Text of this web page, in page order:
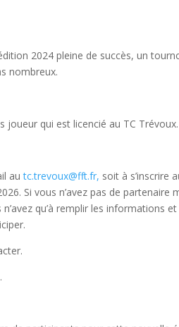
2024 pleine de succès, un
nombreux.
qui est licencié au TC Trévoux.
autc.trevoux@fft.fr, soit à s’inscrire
Si vous n’avez pas de
qu’à remplir les informations